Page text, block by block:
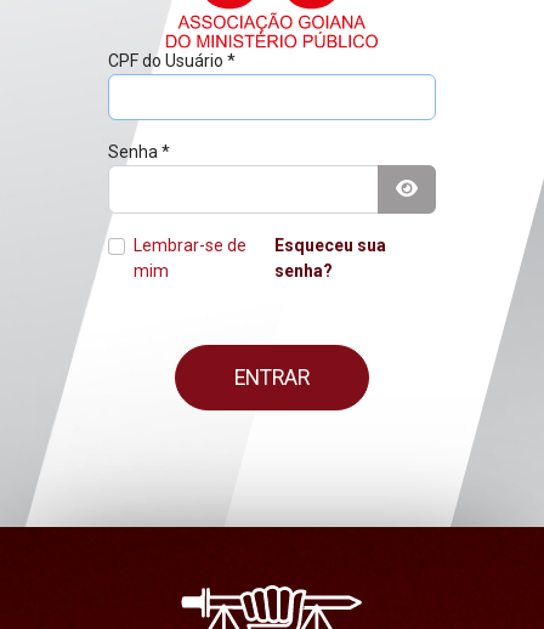
CPF do Usuário *
Senha*
Mostrar senha
Lembrar-se de
mim
Esqueceu sua
senha?
ENTRAR